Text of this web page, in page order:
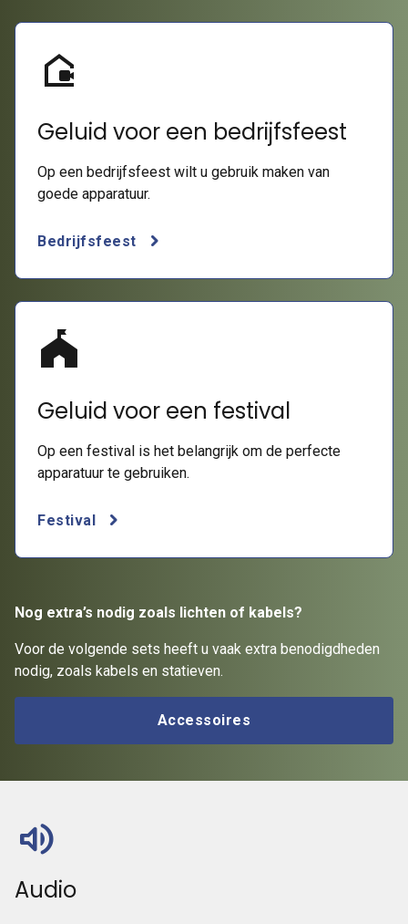
camera_outdoor
Geluid voor een bedrijfsfeest
Op een bedrijfsfeest wilt u gebruik maken van
goede apparatuur.
Bedrijfsfeest
festival
Geluid voor een festival
Op een festival is het belangrijk om de perfecte
apparatuur te gebruiken.
Festival
Nog extra’s nodig zoals lichten of kabels?
Voor de volgende sets heeft u vaak extra benodigdheden
nodig, zoals kabels en statieven.
Accessoires
volume_up
Audio